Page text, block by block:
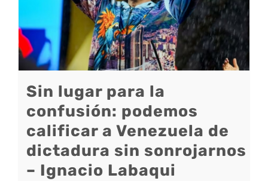
Sin lugar para la
confusión: podemos
calificar a Venezuela de
dictadura sin sonrojarnos
– Ignacio Labaqui